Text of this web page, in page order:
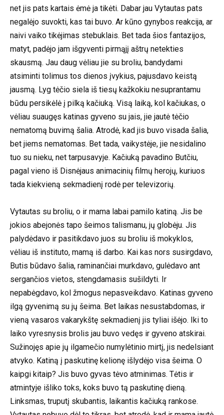
net jis pats kartais ėmė ja tikėti. Dabar jau Vytautas pats
negalėjo suvokti, kas tai buvo. Ar kūno gynybos reakcija, ar
naivi vaiko tikėjimas stebuklais. Bet tada šios fantazijos,
matyt, padėjo jam išgyventi pirmąjį aštrų netekties
skausmą. Jau daug vėliau jie su broliu, bandydami
atsiminti tolimus tos dienos įvykius, pajusdavo keistą
jausmą. Lyg tėčio siela iš tiesų kažkokiu nesuprantamu
būdu persikėlė į pilką kačiuką. Visą laiką, kol kačiukas, o
vėliau suaugęs katinas gyveno su jais, jie jautė tėčio
nematomą buvimą šalia. Atrodė, kad jis buvo visada šalia,
bet jiems nematomas. Bet tada, vaikystėje, jie nesidalino
tuo su nieku, net tarpusavyje. Kačiuką pavadino Butčiu,
pagal vieno iš Disnėjaus animacinių filmų herojų, kuriuos
tada kiekvieną sekmadienį rodė per televizorių.
Vytautas su broliu, o ir mama labai pamilo katiną. Jis be
jokios abejonės tapo šeimos talismanu, jų globėju. Jis
palydėdavo ir pasitikdavo juos su broliu iš mokyklos,
vėliau iš instituto, mamą iš darbo. Kai kas nors susirgdavo,
Butis būdavo šalia, raminančiai murkdavo, gulėdavo ant
sergančios vietos, stengdamasis sušildyti. Ir
nepabėgdavo, kol žmogus nepasveikdavo. Katinas gyveno
ilgą gyvenimą su jų šeima. Bet laikas nesustabdomas, ir
vieną vasaros vakarykštę sekmadienį jis tyliai išėjo. Iki to
laiko vyresnysis brolis jau buvo vedęs ir gyveno atskirai.
Sužinojęs apie jų ilgamečio numylėtinio mirtį, jis nedelsiant
atvyko. Katiną į paskutinę kelionę išlydėjo visa šeima. O
kaipgi kitaip? Jis buvo gyvas tėvo atminimas. Tėtis ir
atmintyje išliko toks, koks buvo tą paskutinę dieną.
Linksmas, truputį skubantis, laikantis kačiuką rankose.